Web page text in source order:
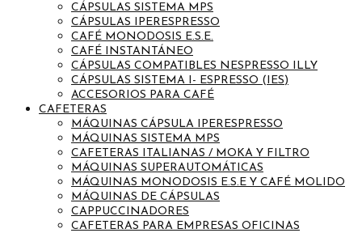
CÁPSULAS SISTEMA MPS
CÁPSULAS IPERESPRESSO
CAFÉ MONODOSIS E.S.E.
CAFÉ INSTANTÁNEO
CÁPSULAS COMPATIBLES NESPRESSO ILLY
CÁPSULAS SISTEMA I- ESPRESSO (IES)
ACCESORIOS PARA CAFÉ
CAFETERAS
MÁQUINAS CÁPSULA IPERESPRESSO
MÁQUINAS SISTEMA MPS
CAFETERAS ITALIANAS / MOKA Y FILTRO
MÁQUINAS SUPERAUTOMÁTICAS
MÁQUINAS MONODOSIS E.S.E Y CAFÉ MOLIDO
MÁQUINAS DE CÁPSULAS
CAPPUCCINADORES
CAFETERAS PARA EMPRESAS OFICINAS